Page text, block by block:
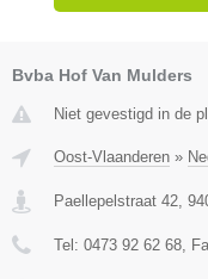
Bvba Hof Van Mulders
Niet gevestigd in de
Oost-Vlaanderen »
Paellepelstraat 42,
Tel: 0473 92 62 68,